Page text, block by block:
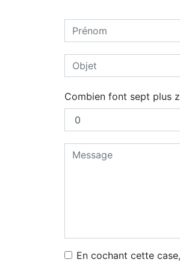
Combien font sept plus
En cochant cette